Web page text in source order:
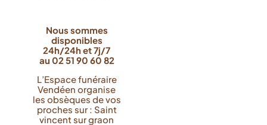
Nous sommes
disponibles
24h/24h et 7j/7
au 02 51 90 60 82
L’Espace funéraire
Vendéen organise
les obsèques de vos
proches sur : Saint
vincent sur graon